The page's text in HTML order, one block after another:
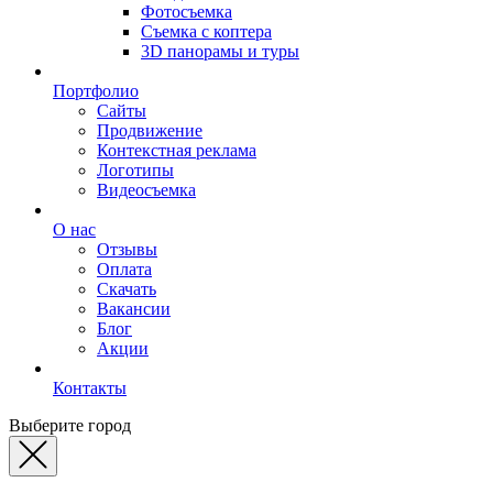
Фотосъемка
Съемка с коптера
3D панорамы и туры
Портфолио
Сайты
Продвижение
Контекстная реклама
Логотипы
Видеосъемка
О нас
Отзывы
Оплата
Скачать
Вакансии
Блог
Акции
Контакты
Выберите город